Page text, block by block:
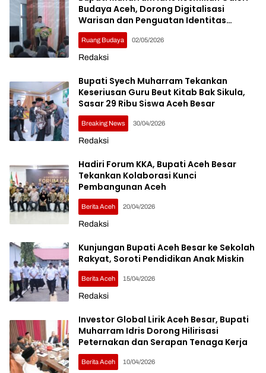
Budaya Aceh, Dorong Digitalisasi
Warisan dan Penguatan Identitas
Daerah
Ruang Budaya 02/05/2026
Redaksi
Bupati Syech Muharram Tekankan
Keseriusan Guru Beut Kitab Bak Sikula,
Sasar 29 Ribu Siswa Aceh Besar
Breaking News 30/04/2026
Redaksi
Hadiri Forum KKA, Bupati Aceh Besar
Tekankan Kolaborasi Kunci
Pembangunan Aceh
Berita Aceh 20/04/2026
Redaksi
Kunjungan Bupati Aceh Besar ke Sekolah
Rakyat, Soroti Pendidikan Anak Miskin
Berita Aceh 15/04/2026
Redaksi
Investor Global Lirik Aceh Besar, Bupati
Muharram Idris Dorong Hilirisasi
Peternakan dan Serapan Tenaga Kerja
Berita Aceh 10/04/2026